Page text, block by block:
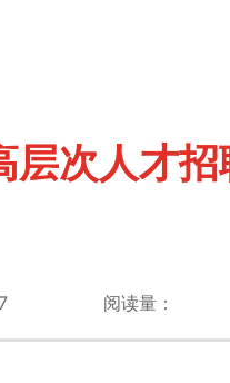
次人才招
阅读量：